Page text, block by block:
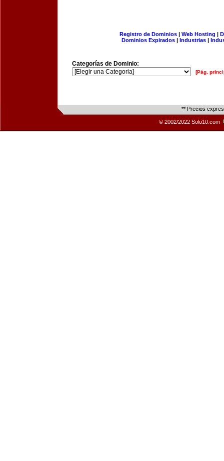
Registro de Dominios| Web Hosting |
Dominios Expirados | Industrias |
Categorías de Dominio:
[Pág.
** Precios
© 2002/2022 Solo10.com